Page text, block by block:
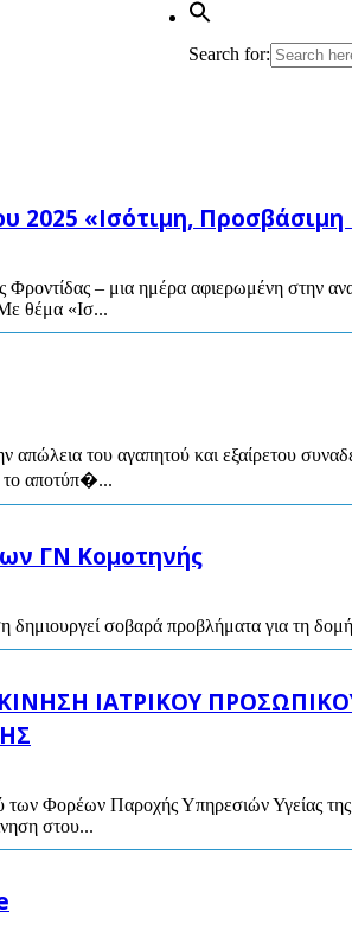
Search for:
«Ισότιμη,
– μια ημέρα αφιερωμένη στην
θέμα «Ισ...
του αγαπητού και εξαίρετου
το αποτύπ�...
ΓΝ Κομοτηνής
δημιουργεί σοβαρά προβλήματα για τη
ΙΑΤΡΙΚΟΥ
Φορέων Παροχής Υπηρεσιών Υγείας
στου...